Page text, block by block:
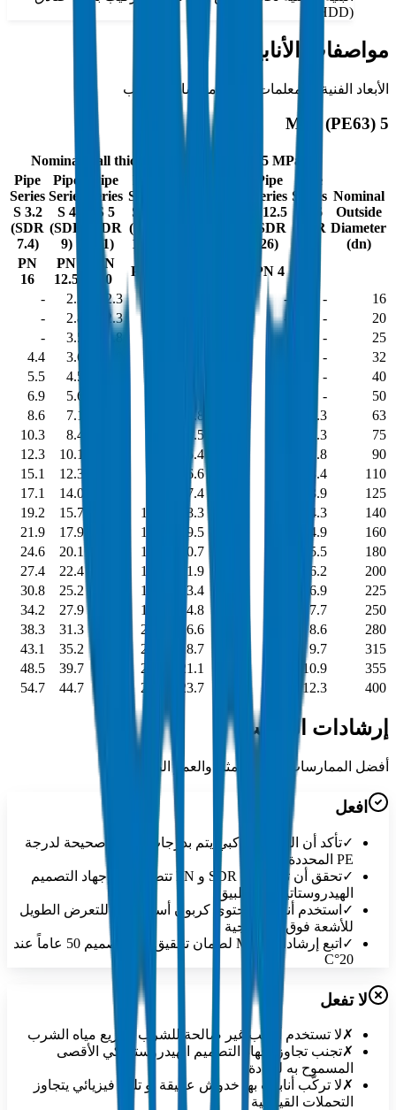
(HDD)
مواصفات الأنابيب
الأبعاد الفنية والمعلمات لجميع مقاسات الأنابيب
5 MPa (PE63)
Nominal
Outside
Diameter
(dn)
Nominal wall thickness, e_n (for σ_s = 5 MPa)
Pipe
Series
S 16
(SDR
Pipe
Series
S 12.5
(SDR
26)
Series
S 6.3
(SDR
13.6)
Pipe
Series
S 5
(SDR
11)
Pipe
Series
S 4
(SDR
9)
Pipe
Series
S 3.2
(SDR
7.4)
PN 4
PN 8
PN
10
PN
12.5
PN
16
16
-
-
2.3
2.3
-
20
-
-
2.3
2.8
-
25
-
2.8
3.5
-
32
-
3.6
4.4
40
-
4.5
5.5
50
-
5.6
6.9
63
2.3
3.8
7.1
8.6
75
2.3
4.5
8.4
10.3
90
2.8
5.4
10.1
12.3
110
3.4
6.6
12.3
15.1
125
3.9
7.4
14.0
17.1
140
4.3
8.3
10.3
15.7
19.2
160
4.9
9.5
11.8
17.9
21.9
180
5.5
10.7
13.3
20.1
24.6
200
6.2
11.9
14.7
22.4
27.4
225
6.9
13.4
16.6
25.2
30.8
250
7.7
14.8
18.4
27.9
34.2
280
8.6
16.6
20.6
31.3
38.3
315
9.7
18.7
23.2
35.2
43.1
355
10.9
21.1
26.1
39.7
48.5
400
12.3
23.7
29.4
44.7
54.7
إرشادات التركيب
أفضل الممارسات للأداء الأمثل والعمر الطويل
افعل
✓تأكد أن اللحام التناكبي يتم بدرجات حرارة صحيحة لدرجة
PE المحددة
✓
تحقق أن تصنيفات SDR و PN تتطابق مع إجهاد التصميم
الهيدروستاتيكي للتطبيق
✓ استخدم أنابيب بمحتوى كربون أسود كافٍ للتعرض الطويل
للأشعة فوق البنفسجية
✓
اتبع إرشادات MRS لضمان تحقيق عمر تصميم 50 عاماً عند
20°C
لا تفعل
✗لا تستخدم أنابيب غير صالحة للشرب لتوزيع مياه الشرب
✗تجنب تجاوز إجهاد التصميم الهيدروستاتيكي الأقصى
المسموح به للمادة
✗لا تركّب أنابيب بها خدوش عميقة أو تلف فيزيائي يتجاوز
التحملات القياسية